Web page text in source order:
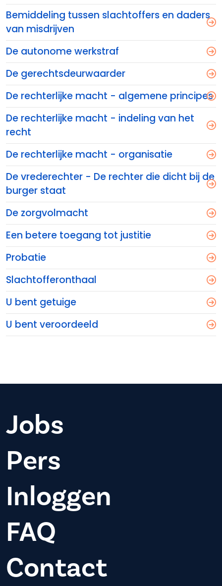
Bemiddeling tussen slachtoffers en daders
van misdrijven
De autonome werkstraf
De gerechtsdeurwaarder
De rechterlijke macht - algemene principes
De rechterlijke macht - indeling van het
recht
De rechterlijke macht - organisatie
De vrederechter - De rechter die dicht bij de
burger staat
De zorgvolmacht
Een betere toegang tot justitie
Probatie
Slachtofferonthaal
U bent getuige
U bent veroordeeld
Jobs
Pers
Inloggen
FAQ
Contact